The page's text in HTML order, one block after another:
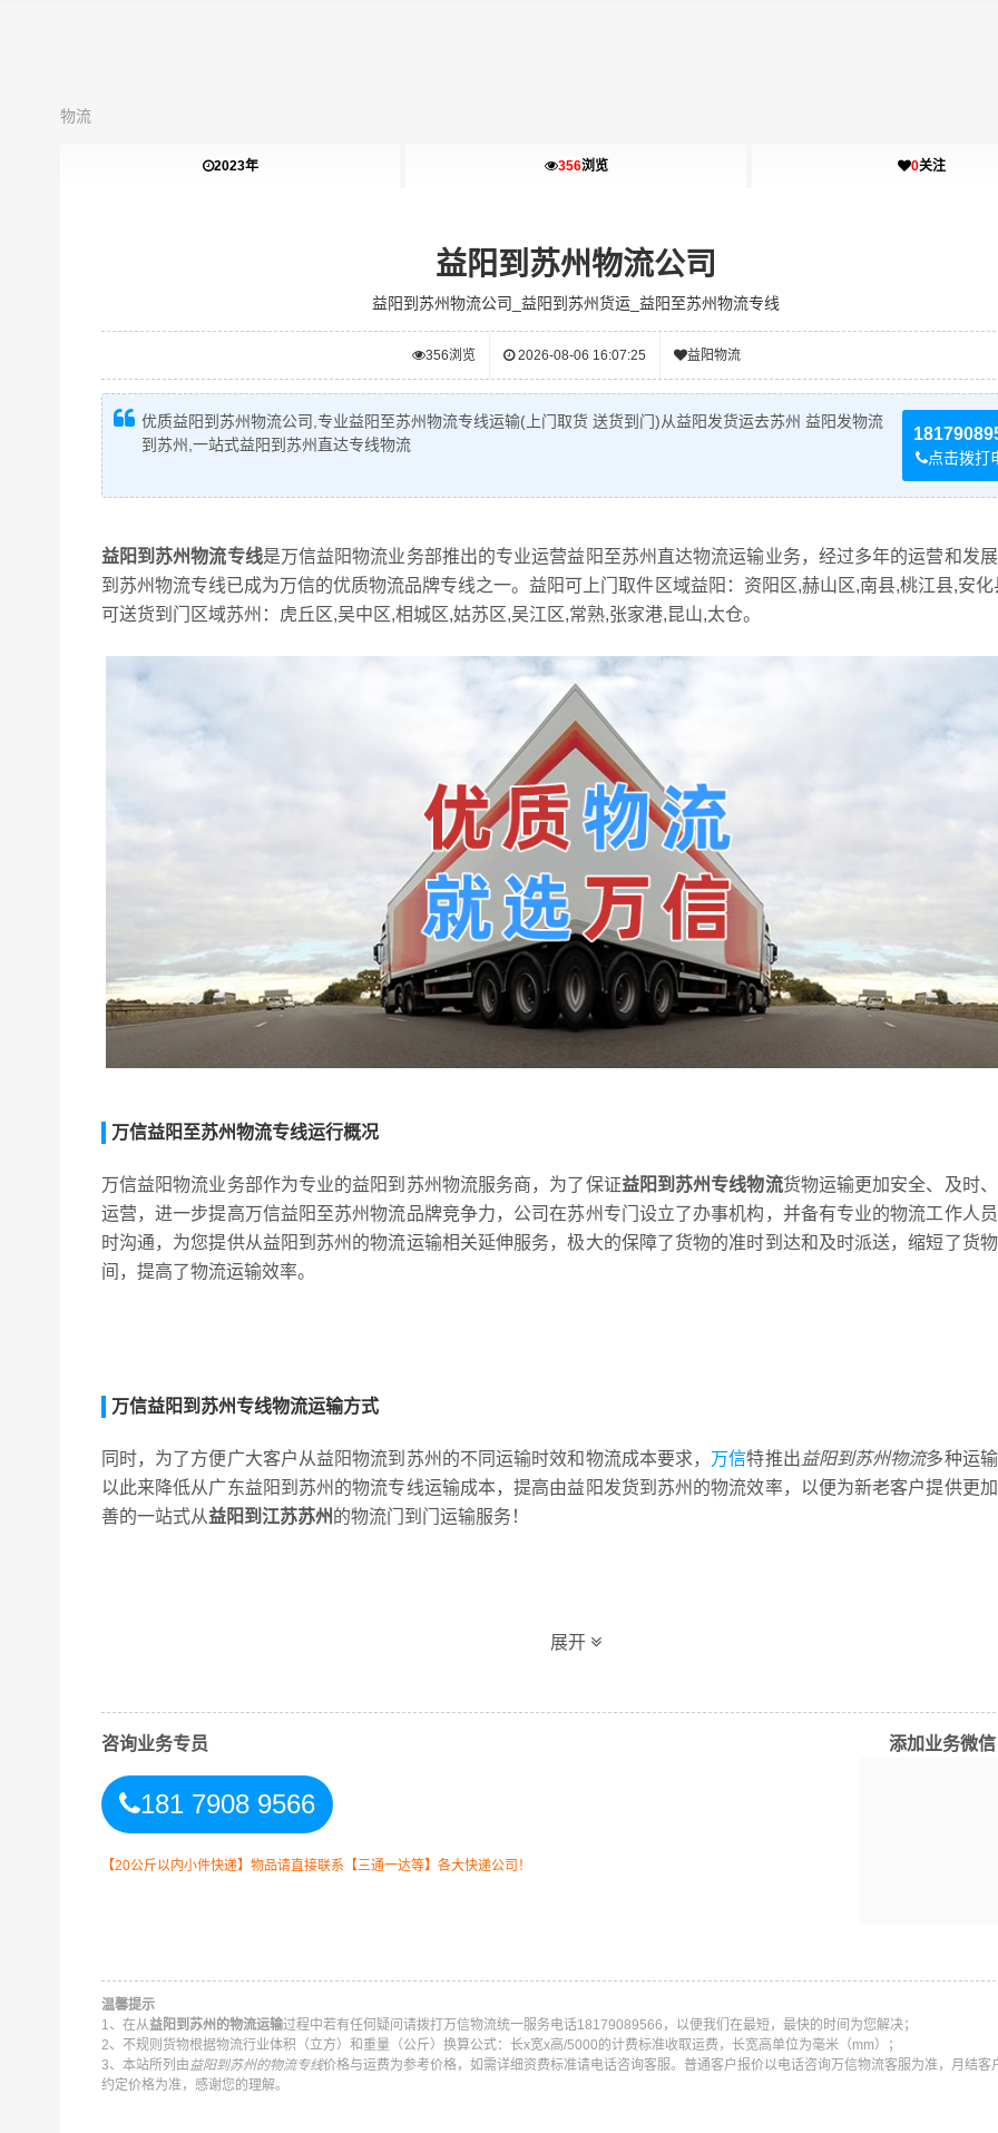
物流
2023年 356浏览 0关注
益阳到苏州物流公司
益阳到苏州物流公司_益阳到苏州货运_益阳至苏州物流专线
356浏览 2026-08-06 16:07:25 益阳物流
点击拨打
优质益阳到苏州物流公司,专业益阳至苏州物流专线运输(上门取货 送货到门)从益阳发货运去苏州 益阳发物流
到苏州,一站式益阳到苏州直达专线物流
益阳到苏州物流专线是万信益阳物流业务部推出的专业运营益阳至苏州直达物流运输业务，经过多年的运营和发
到苏州物流专线已成为万信的优质物流品牌专线之一。益阳可上门取件区域益阳：资阳区,赫山区,南县,桃江县,安化
可送货到门区域苏州：虎丘区,吴中区,相城区,姑苏区,吴江区,常熟,张家港,昆山,太仓。
万信益阳至苏州物流专线运行概况
万信益阳物流业务部作为专业的益阳到苏州物流服务商，为了保证益阳到苏州专线物流货物运输更加安全、及时
运营，进一步提高万信益阳至苏州物流品牌竞争力，公司在苏州专门设立了办事机构，并备有专业的物流工作人
时沟通，为您提供从益阳到苏州的物流运输相关延伸服务，极大的保障了货物的准时到达和及时派送，缩短了货
间，提高了物流运输效率。
万信益阳到苏州专线物流运输方式
同时，为了方便广大客户从益阳物流到苏州的不同运输时效和物流成本要求，
展开
咨询业务专员
181 7908 9566
【20公斤以内小件快递】物品请直接联系【三通一达等】各大快递公司！
添加业务微信
温馨提示
1、在从益阳到苏州的物流运输过程中若有任何疑问请拨打万信物流统一服务电话18179089566，以便我们在最短，最快的时间为您解决；
2、不规则货物根据物流行业体积（立方）和重量（公斤）换算公式：长x宽x高/5000的计费标准收取运费，长宽高单位为毫米（mm）；
3、本站所列由 益阳到苏州的物流专线价格与运费为参考价格，如需详细资费标准请电话咨询客服。普通客户报价以电话咨询万信物流客服为准，月结客
约定价格为准，感谢您的理解。